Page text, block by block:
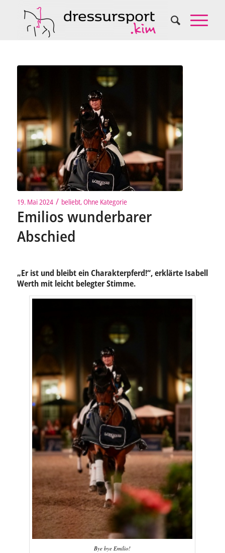
19. Mai 2024 / beliebt,Ohne Kategorie
Emilios wunderbarer
Abschied
„Er ist und bleibt ein Charakterpferd!“, erklärte Isabell
Werth mit leicht belegter Stimme.
Bye bye Emilio!